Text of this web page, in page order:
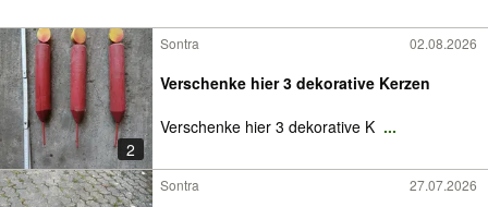
Anzeige aufgeben
2
Sontra 02.08.2026
Verschenke hier 3 dekorative Kerzen
Verschenke hier 3 dekorative K ...
Sontra 27.07.2026